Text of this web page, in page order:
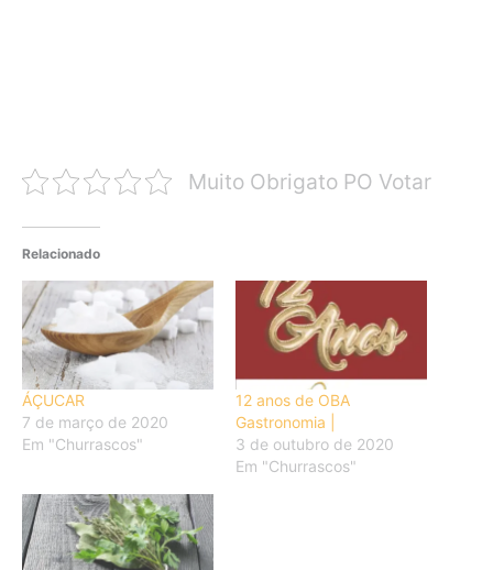
Muito Obrigato PO Votar
Relacionado
ÁÇUCAR
7 de março de 2020
Em "Churrascos"
12 anos de OBA
Gastronomia |
3 de outubro de 2020
Em "Churrascos"